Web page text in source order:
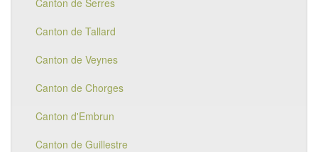
Canton de Serres
Canton de Tallard
Canton de Veynes
Canton de Chorges
Canton d'Embrun
Canton de Guillestre